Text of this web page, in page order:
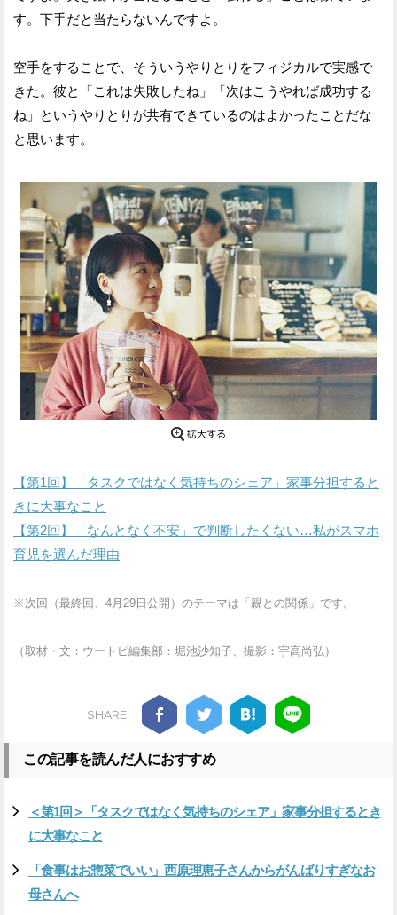
す。下手だと当たらないんですよ。
空手をすることで、そういうやりとりをフィジカルで実感で
きた。彼と「これは失敗したね」「次はこうやれば成功する
ね」というやりとりが共有できているのはよかったことだな
と思います。
【第1回】「タスクではなく気持ちのシェア」家事分担すると
きに大事なこと
【第2回】「なんとなく不安」で判断したくない…私がスマホ
育児を選んだ理由
※次回（最終回、4月29日公開）のテーマは「親との関係」です。
（取材・文：ウートピ編集部：堀池沙知子、撮影：宇高尚弘）
SHARE
この記事を読んだ人におすすめ
＜第1回＞「タスクではなく気持ちのシェア」家事分担するとき
に大事なこと
「食事はお惣菜でいい」西原理恵子さんからがんばりすぎなお
母さんへ